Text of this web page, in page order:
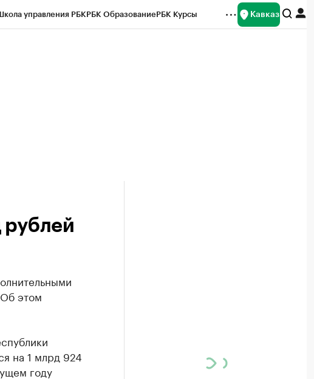
управления РБКРБК ОбразованиеРБК Курсы Кавказ
рублей
этом
на 1 млрд 924
году